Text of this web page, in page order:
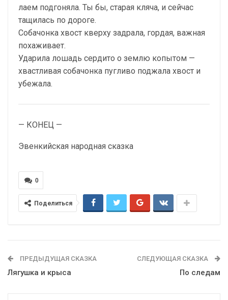
лаем подгоняла. Ты бы, старая кляча, и сейчас
тащилась по дороге.
Собачонка хвост кверху задрала, гордая, важная
похаживает.
Ударила лошадь сердито о землю копытом —
хвастливая собачонка пугливо поджала хвост и
убежала.
— КОНЕЦ —
Эвенкийская народная сказка
0
Поделиться
ПРЕДЫДУЩАЯ СКАЗКА
Лягушка и крыса
СЛЕДУЮЩАЯ СКАЗКА
По следам